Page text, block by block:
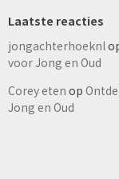
Laatste reacties
jongachterhoeknl
voor Jong en Oud
Corey eten op
Jong en Oud